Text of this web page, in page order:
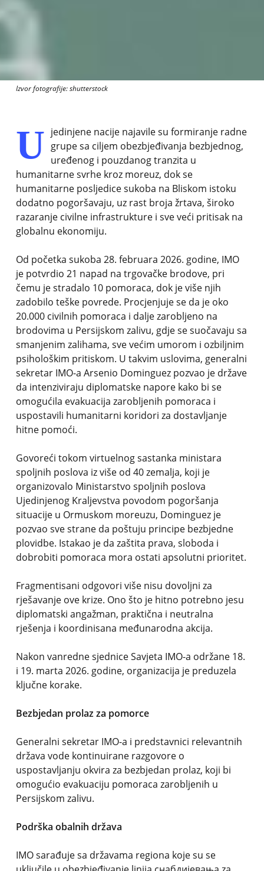
Izvor fotografije: shutterstock
U jedinjene nacije najavile su formiranje radne
grupe sa ciljem obezbjeđivanja bezbjednog,
uređenog i pouzdanog tranzita u
humanitarne svrhe kroz moreuz, dok se
humanitarne posljedice sukoba na Bliskom istoku
dodatno pogoršavaju, uz rast broja žrtava, široko
razaranje civilne infrastrukture i sve veći pritisak na
globalnu ekonomiju.
Od početka sukoba 28. februara 2026. godine, IMO
je potvrdio 21 napad na trgovačke brodove, pri
čemu je stradalo 10 pomoraca, dok je više njih
zadobilo teške povrede. Procjenjuje se da je oko
20.000 civilnih pomoraca i dalje zarobljeno na
brodovima u Persijskom zalivu, gdje se suočavaju sa
smanjenim zalihama, sve većim umorom i ozbiljnim
psihološkim pritiskom. U takvim uslovima, generalni
sekretar IMO-a Arsenio Dominguez pozvao je države
da intenziviraju diplomatske napore kako bi se
omogućila evakuacija zarobljenih pomoraca i
uspostavili humanitarni koridori za dostavljanje
hitne pomoći.
Govoreći tokom virtuelnog sastanka ministara
spoljnih poslova iz više od 40 zemalja, koji je
organizovalo Ministarstvo spoljnih poslova
Ujedinjenog Kraljevstva povodom pogoršanja
situacije u Ormuskom moreuzu, Dominguez je
pozvao sve strane da poštuju principe bezbjedne
plovidbe. Istakao je da zaštita prava, sloboda i
dobrobiti pomoraca mora ostati apsolutni prioritet.
Fragmentisani odgovori više nisu dovoljni za
rješavanje ove krize. Ono što je hitno potrebno jesu
diplomatski angažman, praktična i neutralna
rješenja i koordinisana međunarodna akcija.
Nakon vanredne sjednice Savjeta IMO-a održane 18.
i 19. marta 2026. godine, organizacija je preduzela
ključne korake.
Bezbjedan prolaz za pomorce
Generalni sekretar IMO-a i predstavnici relevantnih
država vode kontinuirane razgovore o
uspostavljanju okvira za bezbjedan prolaz, koji bi
omogućio evakuaciju pomoraca zarobljenih u
Persijskom zalivu.
Podrška obalnih država
IMO sarađuje sa državama regiona koje su se